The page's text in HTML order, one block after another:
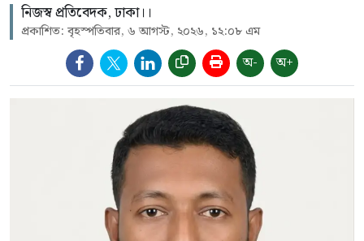
নিজস্ব প্রতিবেদক, ঢাকা।।
প্রকাশিত: বৃহস্পতিবার, ৬ আগস্ট, ২০২৬, ১২:০৮ এম
অ- অ+